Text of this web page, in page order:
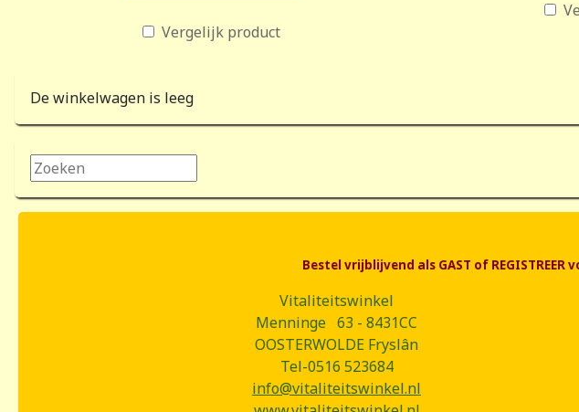
Vergelijk product
De winkelwagen is leeg
Zoeken...
Bestel vrijblijvend als GAST of
Vitaliteitswinkel
Menninge 63 - 8431CC
OOSTERWOLDE Fryslân
Tel-0516 523684
info@vitaliteitswinkel.nl